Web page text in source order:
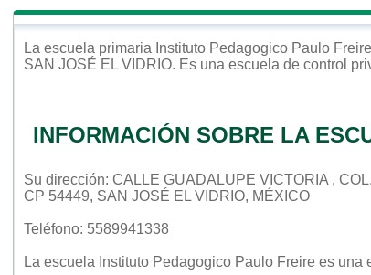
La escuela primaria Instituto Pedagogico Paulo Freire
SAN JOSÉ EL VIDRIO. Es una escuela de control
INFORMACIÓN SOBRE LA
Su dirección: CALLE GUADALUPE VICTORIA ,
CP 54449, SAN JOSÉ EL VIDRIO, MÉXICO
Teléfono: 5589941338
La escuela Instituto Pedagogico Paulo Freire es una